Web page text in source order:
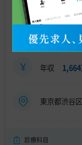
東京都 おすす
年収
東京都渋谷
診療科目